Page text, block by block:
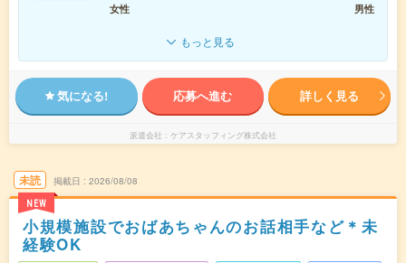
女性
男性
もっと見る
気になる! 応募へ進む 詳しく見る
派遣会社 ケアスタッフィング株式会社
未読
NEW
掲載日 2026/08/08
小規模施設でおばあちゃんのお話相手など＊未
経験OK